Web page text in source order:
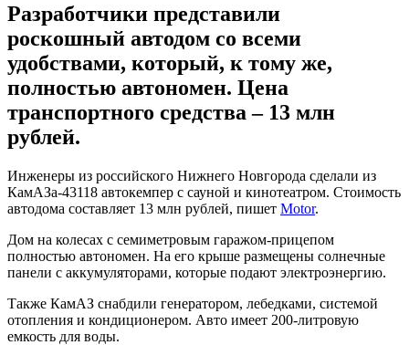
Разработчики представили
роскошный автодом со всеми
удобствами, который, к тому же,
полностью автономен. Цена
транспортного средства – 13 млн
рублей.
Инженеры из российского Нижнего Новгорода сделали из
КамАЗа-43118 автокемпер с сауной и кинотеатром. Стоимость
автодома составляет 13 млн рублей, пишет Motor.
Дом на колесах с семиметровым гаражом-прицепом
полностью автономен. На его крыше размещены солнечные
панели с аккумуляторами, которые подают электроэнергию.
Также КамАЗ снабдили генератором, лебедками, системой
отопления и кондиционером. Авто имеет 200-литровую
емкость для воды.